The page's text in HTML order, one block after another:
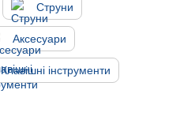
Струни
Аксесуари
Клавішні інструменти